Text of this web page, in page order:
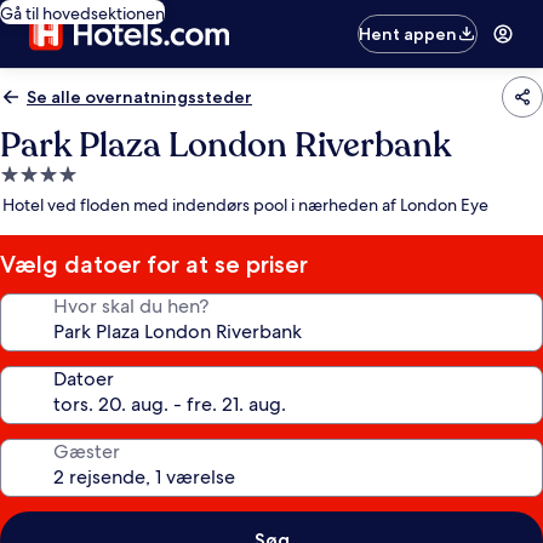
Gå til hovedsektionen
Hent appen
Se alle overnatningssteder
Park Plaza London Riverbank
4.0-
stjernet
Hotel ved floden med indendørs pool i nærheden af London Eye
Vælg datoer for at se priser
Hvor skal du hen?
Datoer
Gæster